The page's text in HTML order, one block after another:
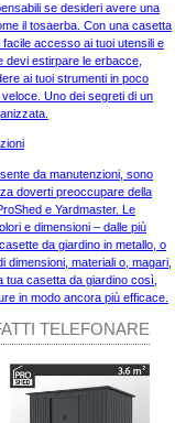
se desideri avere una
il tosaerba. Con una casetta
accesso ai tuoi utensili e
devi estirpare le erbacce,
ai tuoi strumenti in poco
Uno dei segreti di un
da manutenzioni, sono
doverti preoccupare della
e Yardmaster. Le
e dimensioni – dalle più
da giardino in metallo, o
materiali o, magari,
tua casetta da giardino così,
in modo ancora più efficace.
TELEFONARE